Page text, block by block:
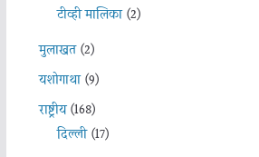
टीव्ही मालिका(2)
मुलाखत(2)
यशोगाथा(9)
राष्ट्रीय(168)
दिल्ली(17)